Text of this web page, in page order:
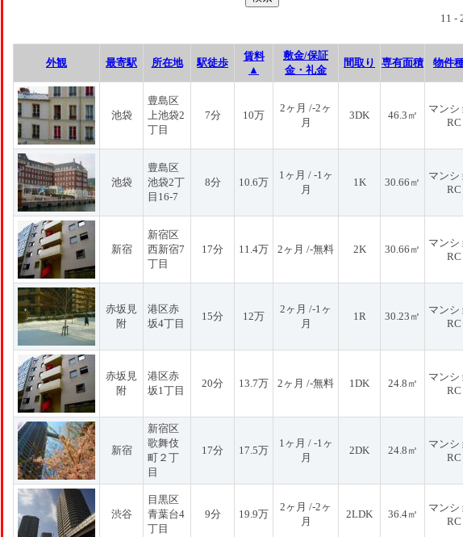
11 -
外観 最寄駅 所在地 駅徒歩
賃料
▲
敷金/保証
金・礼金
間取り 専有面積 物件
池袋
豊島区
上池袋2
丁目
7分 10万
2ヶ月 /-2ヶ
月
3DK 46.3㎡
マンシ
RC
池袋
豊島区
池袋2丁
目16-7
8分 10.6万
1ヶ月 / -1ヶ
月
1K 30.66㎡
マンシ
RC
新宿
新宿区
西新宿7
丁目
17分 11.4万 2ヶ月 /-無料 2K 30.66㎡
マンシ
RC
赤坂見
附
港区赤
坂4丁目
15分 12万
2ヶ月 /-1ヶ
月
1R 30.23㎡
マンシ
RC
赤坂見
附
港区赤
坂1丁目
20分 13.7万 2ヶ月 /-無料 1DK 24.8㎡
マンシ
RC
新宿
新宿区
歌舞伎
町２丁
目
17分 17.5万
1ヶ月 / -1ヶ
月
2DK 24.8㎡
マンシ
RC
渋谷
目黒区
青葉台4
丁目
9分 19.9万
2ヶ月 /-2ヶ
月
2LDK 36.4㎡
マンシ
RC